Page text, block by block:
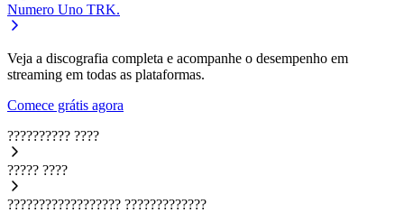
Numero Uno TRK.
Veja a discografia completa e acompanhe o desempenho em
streaming em todas as plataformas.
Comece grátis agora
?????????? ????
????? ????
?????????????????? ?????????????